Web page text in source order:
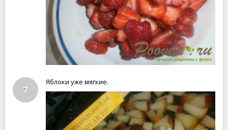
7
Яблоки уже мягкие.